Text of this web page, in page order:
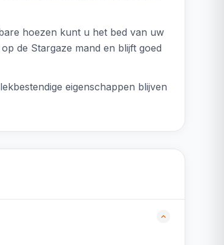
hoezen kunt u het bed van uw
de Stargaze mand en blijft goed
eigenschappen blijven